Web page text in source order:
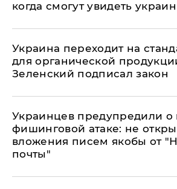
когда смогут увидеть
Украина переходит на
для органической
Зеленский подписал закон
Украинцев предупредили о
фишинговой атаке: не
вложения писем якобы от
почты"